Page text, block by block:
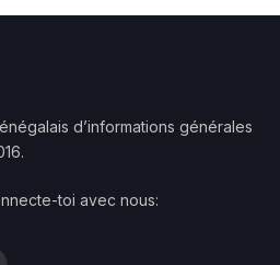
d’informations générales
toi avec nous: